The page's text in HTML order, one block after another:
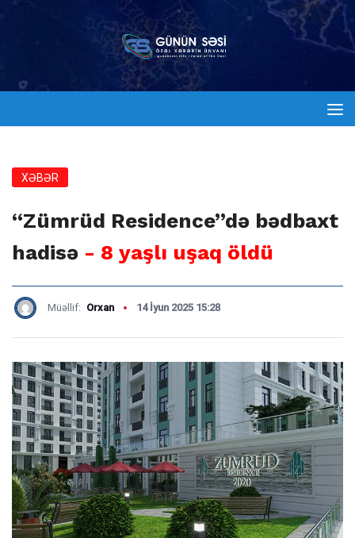
XƏBƏR
“Zümrüd Residence”də bədbaxt
hadisə - 8 yaşlı uşaq öldü
Müəllif: Orxan 14 İyun 2025 15:28